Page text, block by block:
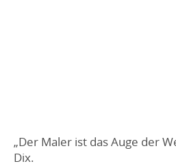
„Der Maler ist das Auge der
Dix.